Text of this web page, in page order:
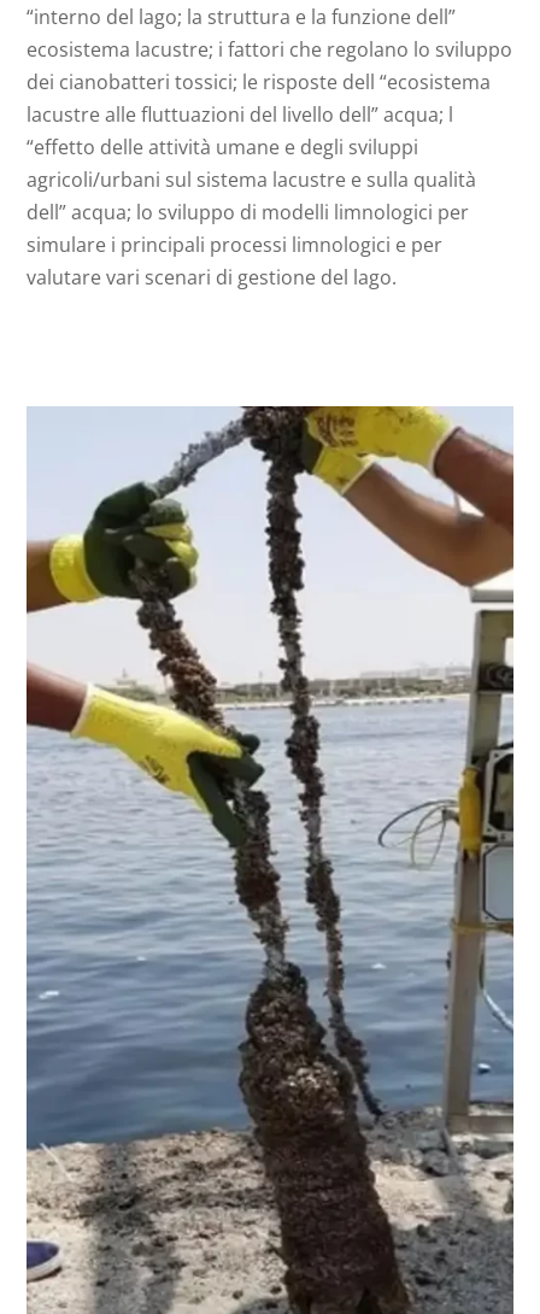
“interno del lago; la struttura e la funzione dell”
ecosistema lacustre; i fattori che regolano lo sviluppo
dei cianobatteri tossici; le risposte dell “ecosistema
lacustre alle fluttuazioni del livello dell” acqua; l
“effetto delle attività umane e degli sviluppi
agricoli/urbani sul sistema lacustre e sulla qualità
dell” acqua; lo sviluppo di modelli limnologici per
simulare i principali processi limnologici e per
valutare vari scenari di gestione del lago.